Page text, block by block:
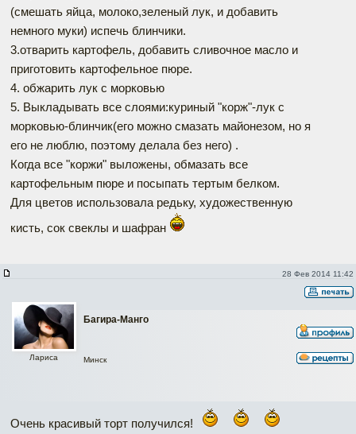
(смешать яйца, молоко,зеленый лук, и добавить
немного муки) испечь блинчики.
3.отварить картофель, добавить сливочное масло и
приготовить картофельное пюре.
4. обжарить лук с морковью
5. Выкладывать все слоями:куриный "корж"-лук с
морковью-блинчик(его можно смазать майонезом, но я
его не люблю, поэтому делала без него) .
Когда все "коржи" выложены, обмазать все
картофельным пюре и посыпать тертым белком.
Для цветов использовала редьку, художественную
кисть, сок свеклы и шафран
28 Фев 2014 11:42
Багира-Манго
Лариса Минск
Очень красивый торт получился!